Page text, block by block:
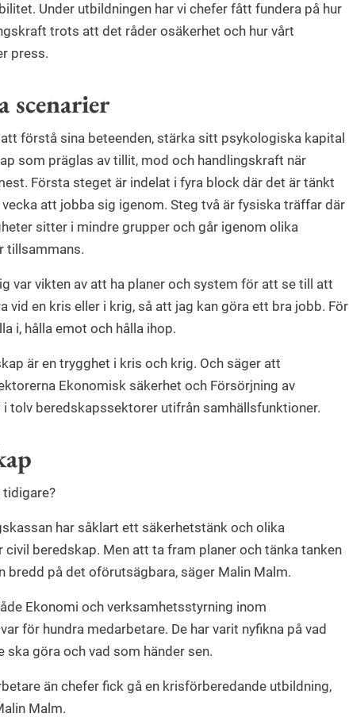
Under utbildningen har vi chefer fått fundera på hur
trots att det råder osäkerhet och hur vårt
press.
scenarier
förstå sina beteenden, stärka sitt psykologiska kapital
som präglas av tillit, mod och handlingskraft när
Första steget är indelat i fyra block där det är tänkt
att jobba sig igenom. Steg två är fysiska träffar där
sitter i mindre grupper och går igenom olika
tillsammans.
var vikten av att ha planer och system för att se till att
vid en kris eller i krig, så att jag kan göra ett bra jobb. För
i, hålla emot och hålla ihop.
är en trygghet i kris och krig. Och säger att
Ekonomisk säkerhet och Försörjning av
tolv beredskapssektorer utifrån samhällsfunktioner.
tidigare?
har såklart ett säkerhetstänk och olika
beredskap. Men att ta fram planer och tänka tanken
bredd på det oförutsägbara, säger Malin Malm.
Ekonomi och verksamhetsstyrning inom
för hundra medarbetare. De har varit nyfikna på vad
göra och vad som händer sen.
än chefer fick gå en krisförberedande utbildning,
Malm.